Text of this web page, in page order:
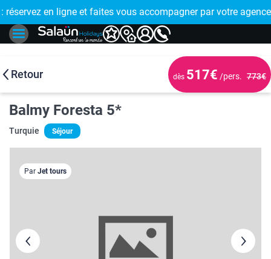
!
: réservez en ligne et faites vous accompagner par votre
🤩
Retour dès 517€ /pers. 773€
Balmy Foresta 5*
Turquie Séjour
Par Jet tours